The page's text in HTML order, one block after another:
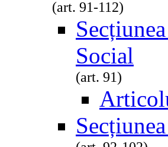
(art. 91-112)
Social
(art. 91)